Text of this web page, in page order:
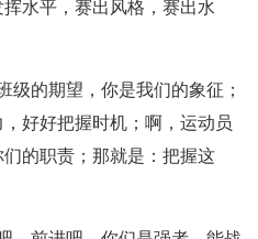
水平，赛出风格，赛出水
的期望，你是我们的象征；
好好把握时机；啊，运动员
的职责；那就是：把握这